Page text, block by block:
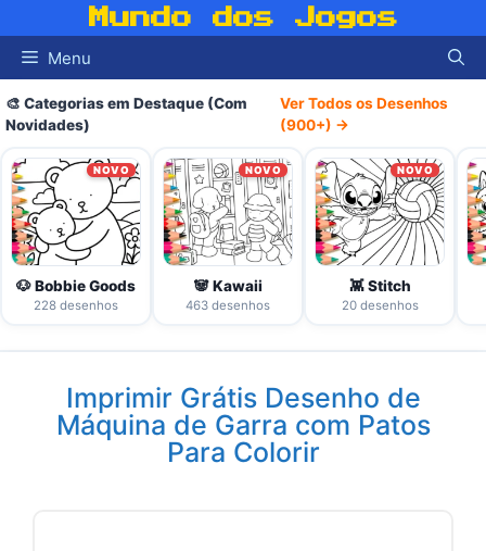
para
conteúdo
Mundo dos Jogos
Menu
🎨 Categorias em Destaque (Com
Novidades)
Ver Todos os Desenhos
(900+) →
NOVO
🐶 Bobbie Goods
228 desenhos
NOVO
🐼 Kawaii
463 desenhos
NOVO
👾 Stitch
20 desenhos
Imprimir Grátis Desenho de
Máquina de Garra com Patos
Para Colorir